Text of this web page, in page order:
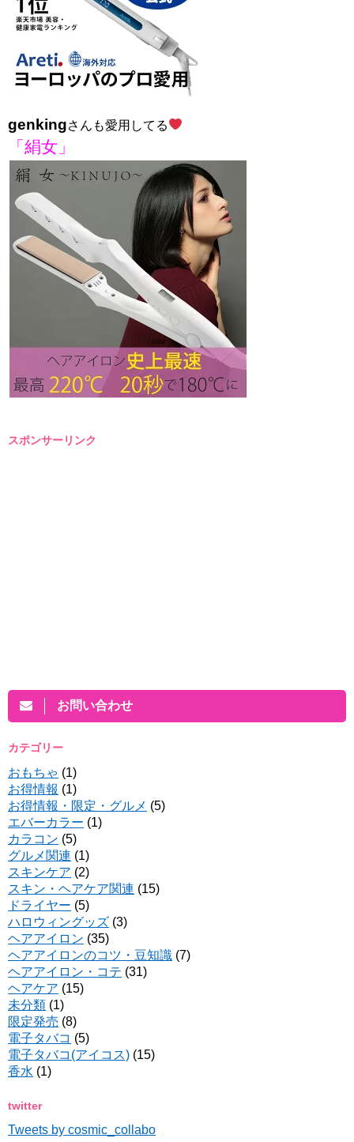
genkingさんも愛用してる
「絹女」
スポンサーリンク
お問い合わせ
カテゴリー
おもちゃ (1)
お得情報 (1)
お得情報・限定・グルメ (5)
エバーカラー (1)
カラコン (5)
グルメ関連 (1)
スキンケア (2)
スキン・ヘアケア関連 (15)
ドライヤー (5)
ハロウィングッズ (3)
ヘアアイロン (35)
ヘアアイロンのコツ・豆知識 (7)
ヘアアイロン・コテ (31)
ヘアケア (15)
未分類 (1)
限定発売 (8)
電子タバコ (5)
電子タバコ(アイコス) (15)
香水 (1)
twitter
Tweets by cosmic_collabo